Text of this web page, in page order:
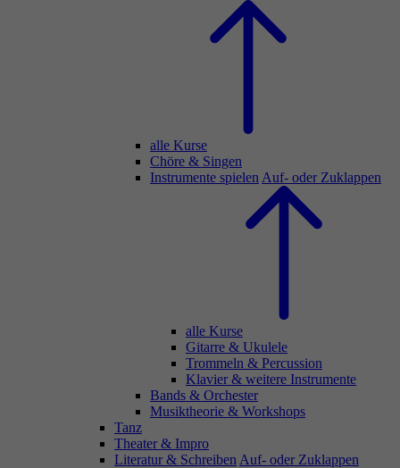
alle Kurse
Chöre & Singen
Instrumente spielen Auf- oder Zuklappen
alle Kurse
Gitarre & Ukulele
Trommeln & Percussion
Klavier & weitere Instrumente
Bands & Orchester
Musiktheorie & Workshops
Tanz
Theater & Impro
Literatur & Schreiben Auf- oder Zuklappen